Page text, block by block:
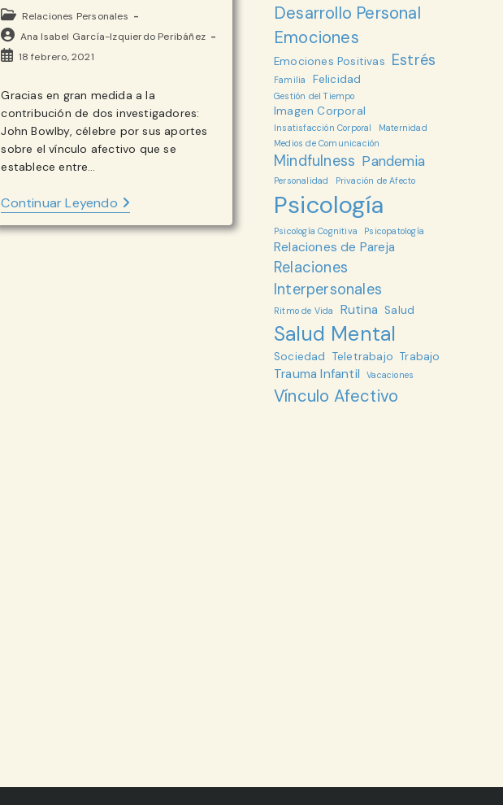
Categoría
de
la
entrada:
Relaciones Personales
Autor
de
Ana Isabel García-Izquierdo Peribáñez
Publicación
la
entrada:
18 febrero, 2021
Gracias en gran medida a la
contribución de dos investigadores:
John Bowlby, célebre por sus aportes
sobre el vínculo afectivo que se
establece entre…
Continuar LeyendoEL
AFECTO:
UNA
Desarrollo Personal
Emociones
Emociones Positivas Estrés
Familia Felicidad
Gestión del Tiempo
Imagen Corporal
Insatisfacción Corporal
Maternidad
Medios de Comunicación
Mindfulness Pandemia
Personalidad Privación de Afecto
Psicología
Psicología Cognitiva Psicopatología
Relaciones de Pareja
Relaciones
Interpersonales
Ritmo de Vida Rutina Salud
Salud Mental
Sociedad Teletrabajo Trabajo
Trauma Infantil Vacaciones
Vínculo Afectivo